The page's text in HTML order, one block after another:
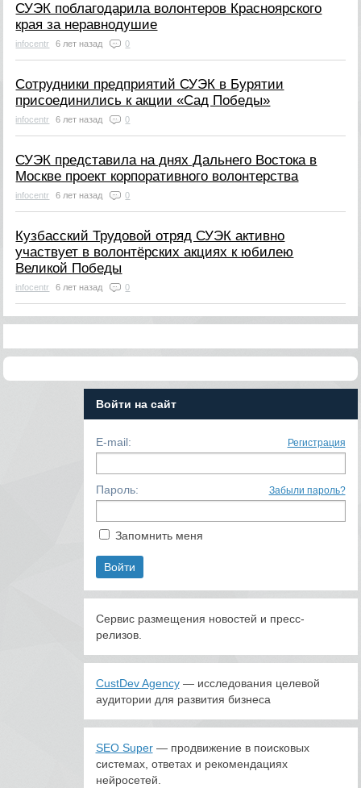
СУЭК поблагодарила волонтеров Красноярского
края за неравнодушие
infocentr 6 лет назад 0
Сотрудники предприятий СУЭК в Бурятии
присоединились к акции «Сад Победы»
infocentr 6 лет назад 0
СУЭК представила на днях Дальнего Востока в
Москве проект корпоративного волонтерства
infocentr 6 лет назад 0
Кузбасский Трудовой отряд СУЭК активно
участвует в волонтёрских акциях к юбилею
Великой Победы
infocentr 6 лет назад 0
Войти на сайт
E-mail: Регистрация
Пароль: Забыли пароль?
Запомнить меня
Сервис размещения новостей и пресс-
релизов.
CustDev Agency— исследования целевой
аудитории для развития бизнеса
SEO Super— продвижение в поисковых
системах, ответах и рекомендациях
нейросетей.